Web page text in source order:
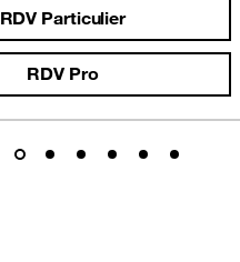
RDV Particulier
RDV Pro